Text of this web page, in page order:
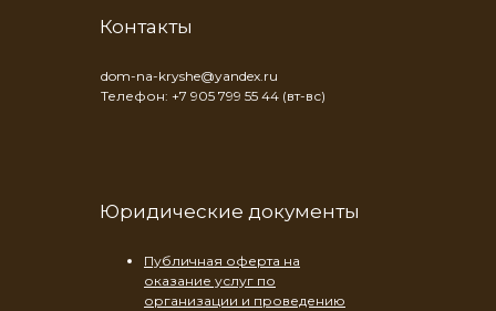
dom-na-kryshe@yandex.ru
Телефон: +7 905 799 55 44 (вт-вс)
Юридические документы
Контакты
Публичная оферта на
оказание услуг по
организации и проведению